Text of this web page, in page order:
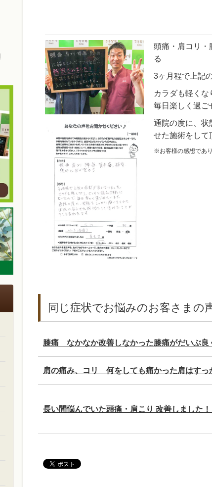
頭痛・肩コリ・
る
3ヶ月程で上記
カラダも軽くな
毎日楽しく過ご
通院の度に、状
せた施術をして
※お客様の感想であ
同じ症状でお悩みのお客さまの
膝痛 なかなか改善しなかった膝痛がだいぶ良
肩の痛み、コリ 何をしても痛かった肩はすっ
長い間悩んでいた頭痛・肩こり 改善しました！